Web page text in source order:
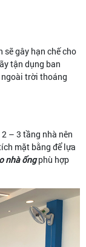
sẽ gây hạn chế cho
tận dụng ban
trời thoáng
– 3 tầng nhà nên
mặt bằng để lựa
nhà ốngphù hợp